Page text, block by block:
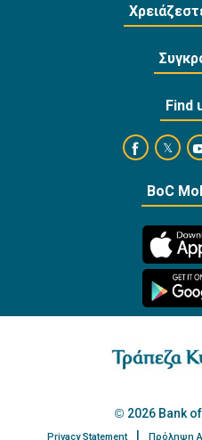
Find
https://
BoC
2026 Bank
Privacy Statement Πρόληψη